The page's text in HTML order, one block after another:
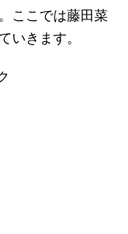
ここでは藤田菜
いきます。